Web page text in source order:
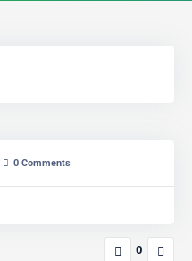
0 Comments
0